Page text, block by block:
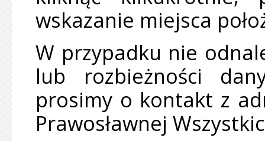
wskazanie miejsca
W przypadku nie
lub rozbieżności
prosimy o kontakt z
Prawosławnej